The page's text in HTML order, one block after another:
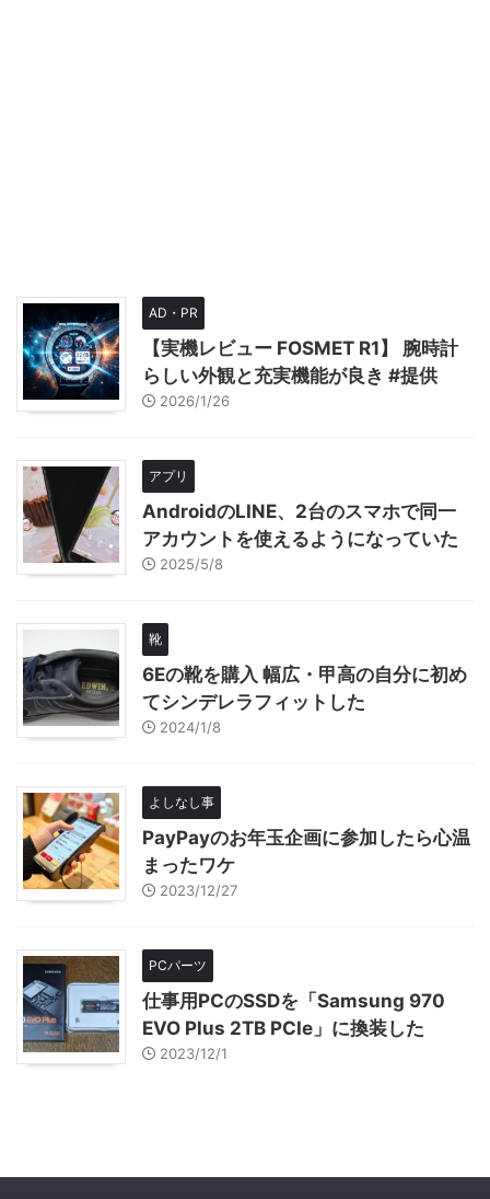
AD・PR
【実機レビュー FOSMET R1】 腕時計
らしい外観と充実機能が良き #提供
2026/1/26
アプリ
AndroidのLINE、2台のスマホで同一
アカウントを使えるようになっていた
2025/5/8
靴
6Eの靴を購入 幅広・甲高の自分に初め
てシンデレラフィットした
2024/1/8
よしなし事
PayPayのお年玉企画に参加したら心温
まったワケ
2023/12/27
PCパーツ
仕事用PCのSSDを「Samsung 970
EVO Plus 2TB PCIe」に換装した
2023/12/1